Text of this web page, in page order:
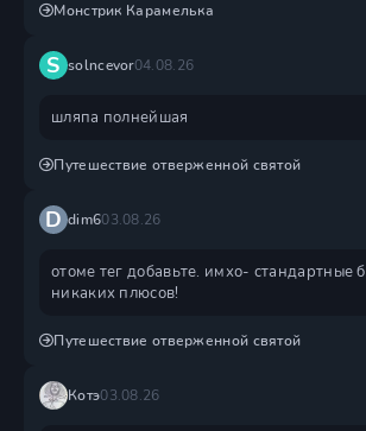
Монстрик Карамелька
S solncevor04.08.26
шляпа полнейшая
Путешествие отверженной святой
D dim603.08.26
отоме тег добавьте. имхо- стандартные бабские сопли.
никаких плюсов!
Путешествие отверженной святой
Котэ03.08.26